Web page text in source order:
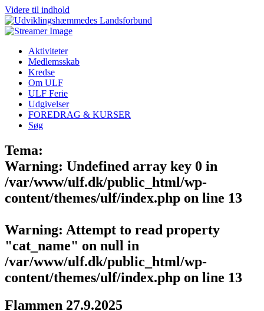
Videre til indhold
Aktiviteter
Medlemsskab
Kredse
Om ULF
ULF Ferie
Udgivelser
FOREDRAG & KURSER
Søg
Tema:
Warning: Undefined array key 0 in
/var/www/ulf.dk/public_html/wp-
content/themes/ulf/index.php on line 13
Warning: Attempt to read property
"cat_name" on null in
/var/www/ulf.dk/public_html/wp-
content/themes/ulf/index.php on line 13
Flammen 27.9.2025